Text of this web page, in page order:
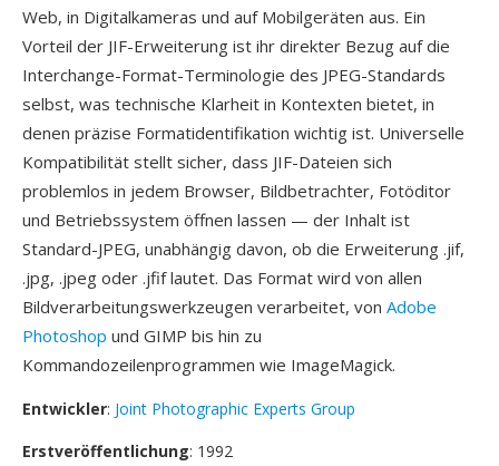
Web, in Digitalkameras und auf Mobilgeräten aus. Ein
Vorteil der JIF-Erweiterung ist ihr direkter Bezug auf die
Interchange-Format-Terminologie des JPEG-Standards
selbst, was technische Klarheit in Kontexten bietet, in
denen präzise Formatidentifikation wichtig ist. Universelle
Kompatibilität stellt sicher, dass JIF-Dateien sich
problemlos in jedem Browser, Bildbetrachter, Fotöditor
und Betriebssystem öffnen lassen — der Inhalt ist
Standard-JPEG, unabhängig davon, ob die Erweiterung .jif,
.jpg, .jpeg oder .jfif lautet. Das Format wird von allen
Bildverarbeitungswerkzeugen verarbeitet, von Adobe
Photoshop und GIMP bis hin zu
Kommandozeilenprogrammen wie ImageMagick.
Entwickler: Joint Photographic Experts Group
Erstveröffentlichung: 1992